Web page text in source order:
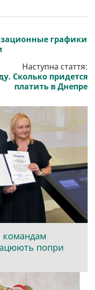
графики
Наступна стаття:
Сколько придется
платить в Днепре
командам
попри